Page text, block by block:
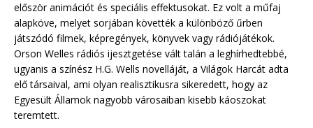
először animációt és speciális effektusokat. Ez volt a műfaj
alapköve, melyet sorjában követték a különböző űrben
játszódó filmek, képregények, könyvek vagy rádiójátékok.
Orson Welles rádiós ijesztgetése vált talán a leghírhedtebbé,
ugyanis a színész H.G. Wells novelláját, a Világok Harcát adta
elő társaival, ami olyan realisztikusra sikeredett, hogy az
Egyesült Államok nagyobb városaiban kisebb káoszokat
teremtett.